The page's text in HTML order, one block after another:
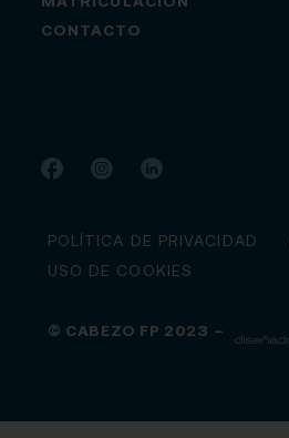
CONTACTO
© CABEZO FP 2023 –
POLÍTICA DE PRIVACIDAD
USO DE COOKIES